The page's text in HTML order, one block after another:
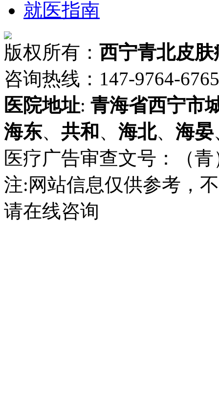
就医指南
版权所有： 西宁青北皮肤
咨询热线：147-9764-
医院地址: 青海省西宁市
海东、 共和 、 海北、 海晏
医疗广告审查文号：（
注:网站信息仅供参考，
请在线咨询